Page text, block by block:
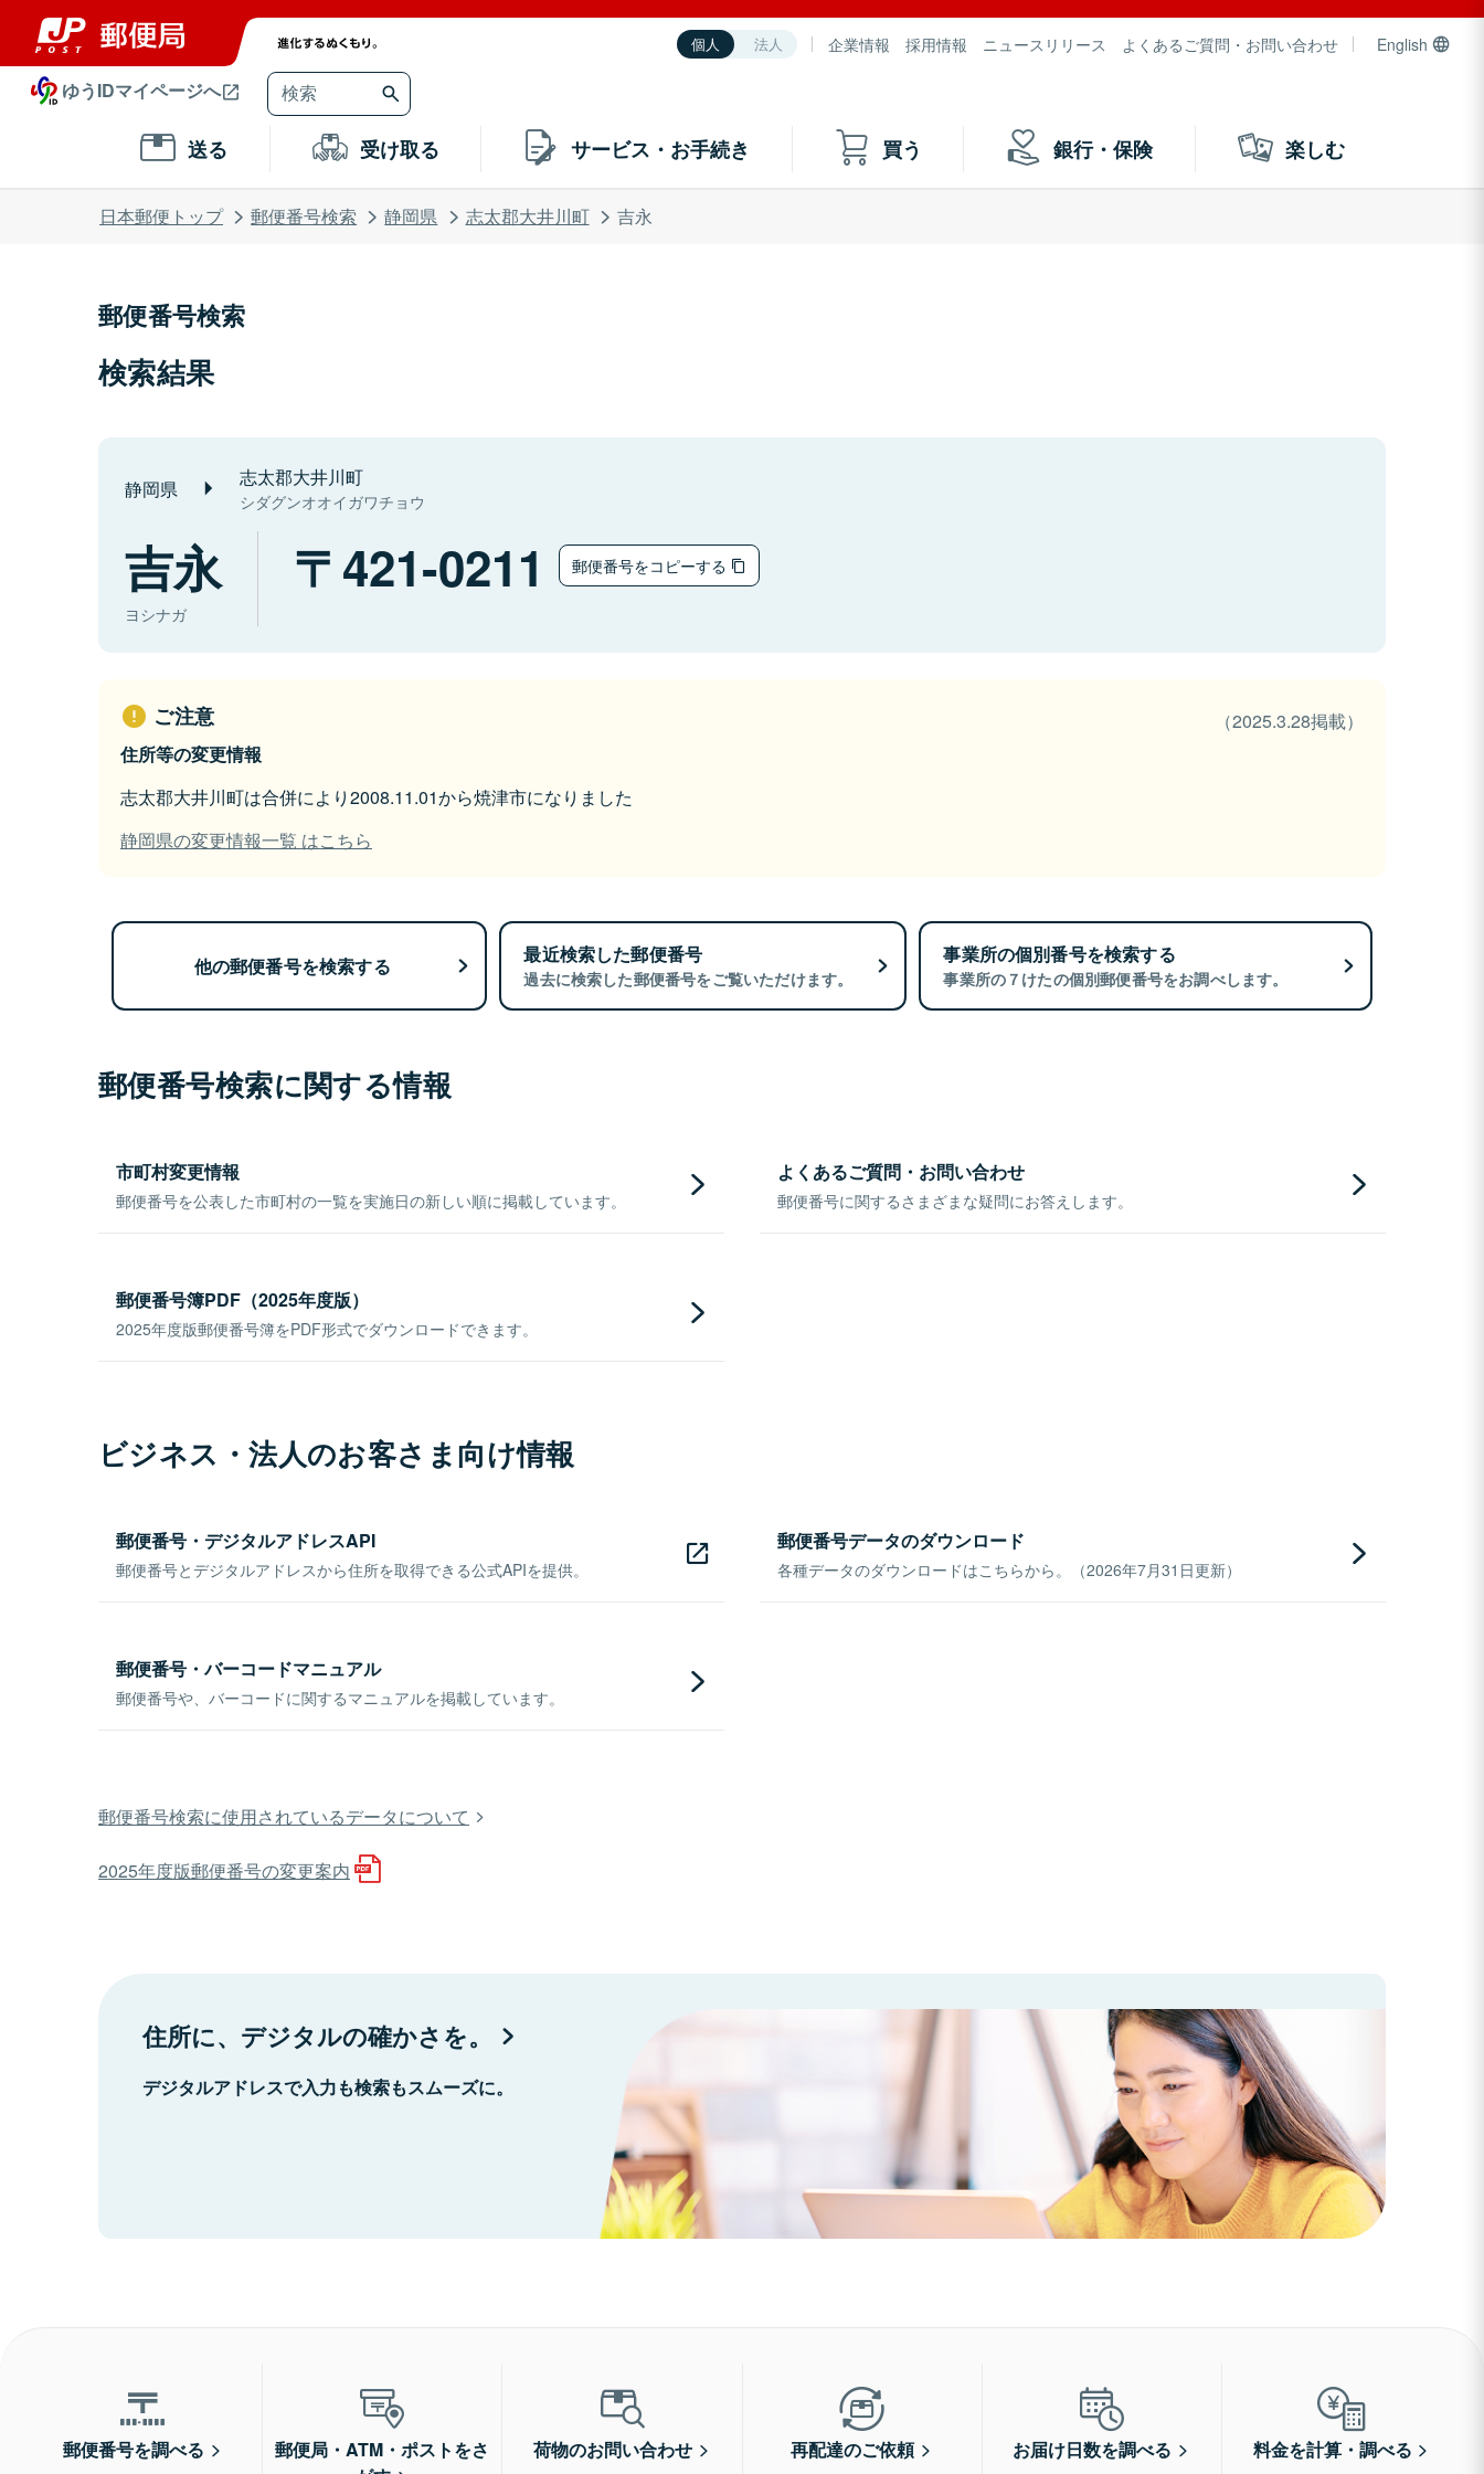
個人 法人 企業情報 採用情報 ニュースリリース よくあるご質問・お問い合わせ English
ゆうIDマイページへ
送る 受け取る サービス・お手続き 買う 銀行・保険 楽しむ
日本郵便トップ 郵便番号検索 静岡県 志太郡大井川町 吉永
郵便番号検索
検索結果
静岡県 志太郡大井川町
シダグンオオイガワチョウ
吉永
ヨシナガ
421-0211 郵便番号をコピーする
ご注意
（2025.3.28掲載）
住所等の変更情報
志太郡大井川町は合併により2008.11.01から焼津市になりました
静岡県の変更情報一覧 はこちら
他の郵便番号を検索する 最近検索した郵便番号
過去に検索した郵便番号をご覧いただけます。
事業所の個別番号を検索する
事業所の７けたの個別郵便番号をお調べします。
郵便番号検索に関する情報
市町村変更情報
郵便番号を公表した市町村の一覧を実施日の新しい順に掲載しています。
よくあるご質問・お問い合わせ
郵便番号に関するさまざまな疑問にお答えします。
郵便番号簿PDF（2025年度版）
2025年度版郵便番号簿をPDF形式でダウンロードできます。
ビジネス・法人のお客さま向け情報
郵便番号・デジタルアドレスAPI
郵便番号とデジタルアドレスから住所を取得できる公式APIを提供。
郵便番号データのダウンロード
各種データのダウンロードはこちらから。（2026年7月31日更新）
郵便番号・バーコードマニュアル
郵便番号や、バーコードに関するマニュアルを掲載しています。
郵便番号検索に使用されているデータについて
2025年度版郵便番号の変更案内
住所に、デジタルの確かさを。
デジタルアドレスで入力も検索もスムーズに。
郵便番号を調べる
郵便局・ATM・ポストをさ
荷物のお問い合わせ 再配達のご依頼 お届け日数を調べる 料金を計算・調べる